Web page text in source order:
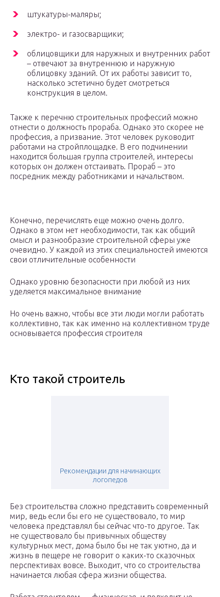
штукатуры-маляры;
электро- и газосварщики;
облицовщики для наружных и внутренних работ
– отвечают за внутреннюю и наружную
облицовку зданий. От их работы зависит то,
насколько эстетично будет смотреться
конструкция в целом.
Также к перечню строительных профессий можно
отнести о должность прораба. Однако это скорее не
профессия, а призвание. Этот человек руководит
работами на стройплощадке. В его подчинении
находится большая группа строителей, интересы
которых он должен отстаивать. Прораб – это
посредник между работниками и начальством.
Конечно, перечислять еще можно очень долго.
Однако в этом нет необходимости, так как общий
смысл и разнообразие строительной сферы уже
очевидно. У каждой из этих специальностей имеются
свои отличительные особенности
Однако уровню безопасности при любой из них
уделяется максимальное внимание
Но очень важно, чтобы все эти люди могли работать
коллективно, так как именно на коллективном труде
основывается профессия строителя
Кто такой строитель
Рекомендации для начинающих
логопедов
Без строительства сложно представить современный
мир, ведь если бы его не существовало, то мир
человека представлял бы сейчас что-то другое. Так
не существовало бы привычных обществу
культурных мест, дома было бы не так уютно, да и
жизнь в пещере не говорит о каких-то сказочных
перспективах вовсе. Выходит, что со строительства
начинается любая сфера жизни общества.